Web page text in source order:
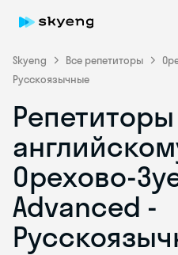
Skyeng Все репетиторы
Русскоязычные
Орехово-
Advanced -
Skyeng Chat